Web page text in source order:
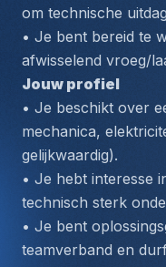
om technische
• Je bent bereid te
afwisselend vroeg/
Jouw profiel
• Je beschikt over
mechanica,
gelijkwaardig).
• Je hebt interesse
technisch sterk
• Je bent
teamverband en